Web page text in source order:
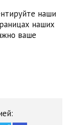
наши
наших
ваше